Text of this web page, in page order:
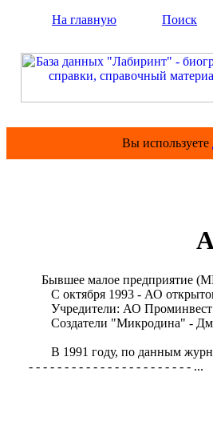
На главную
Поиск
Вы используете
Бывшее малое предприятие
С октября 1993 - АО
Учредители: АО Проминвест
Создатели "Микродина" -
В 1991 году, по данным
- - - - - - - - - - - - - - - - - - - - - - - ...